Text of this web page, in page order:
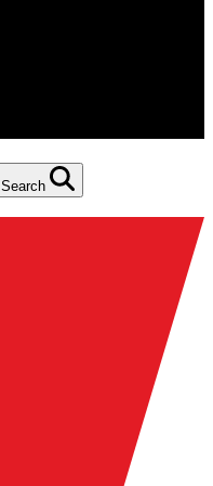
Search